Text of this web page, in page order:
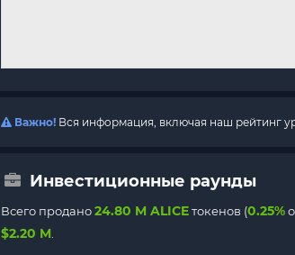
Важно! Вся информация, включая наш рейтинг
Инвестиционные раунды
Всего продано24.80 M ALICEтокенов (0.25%
$2.20 M